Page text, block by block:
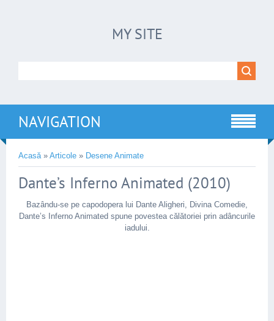
MY SITE
NAVIGATION
Acasă» Articole » Desene Animate
Dante’s Inferno Animated (2010)
Bazându-se pe capodopera lui Dante Aligheri, Divina Comedie,
Dante’s Inferno Animated spune povestea călătoriei prin adâncurile
iadului.